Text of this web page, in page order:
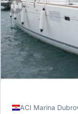
ACI Marina